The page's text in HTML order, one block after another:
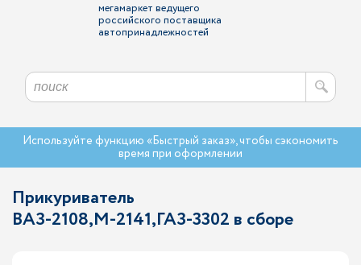
мегамаркет ведущего
российского поставщика
автопринадлежностей
Используйте функцию «Быстрый заказ», чтобы сэкономить
время при оформлении
Прикуриватель
ВАЗ-2108,М-2141,ГАЗ-3302 в сборе